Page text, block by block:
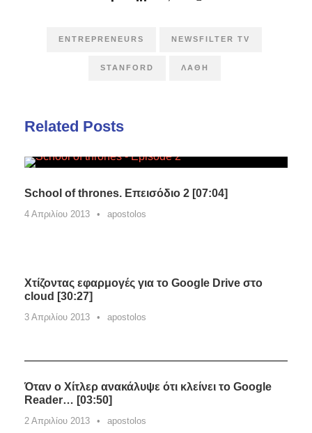
ENTREPRENEURS NEWSFILTER TV
STANFORD ΛΆΘΗ
Related Posts
School of thrones. Επεισόδιο 2 [07:04]
4 Απριλίου 2013 • apostolos
Χτίζοντας εφαρμογές για το Google Drive στο
cloud [30:27]
3 Απριλίου 2013 • apostolos
Όταν ο Χίτλερ ανακάλυψε ότι κλείνει το Google
Reader… [03:50]
2 Απριλίου 2013 • apostolos